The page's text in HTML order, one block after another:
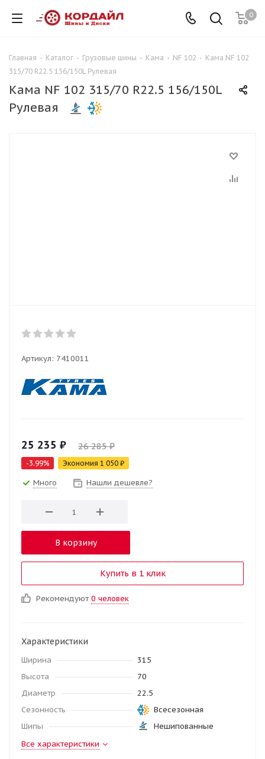
0
Главная - Каталог - Грузовые шины - Кама - NF 102 - Кама NF 102
315/70 R22.5 156/150L Рулевая
Кама NF 102 315/70 R22.5 156/150L
Рулевая
Артикул: 7410011
25 235 ₽ 26 285₽
-3.99% Экономия 1 050 ₽
Много Нашли дешевле?
В корзину
Купить в 1 клик
Рекомендуют 0 человек
Характеристики
Ширина
315
Высота
70
Диаметр
22.5
Сезонность
Всесезонная
Шипы
Нешипованные
Все характеристики